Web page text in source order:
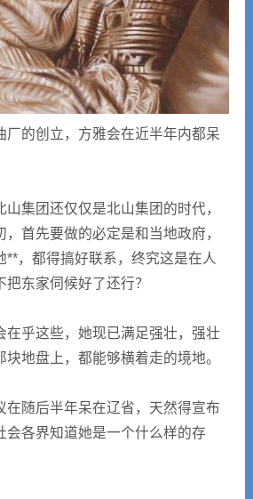
的创立，方雅会在近半年内都呆
集团还仅仅是北山集团的时代，
首先要做的必定是和当地政府，
**，都得搞好联系，终究这是在人
东家伺候好了还行？
乎这些，她现已满足强壮，强壮
地盘上，都能够横着走的境地。
随后半年呆在辽省，天然得宣布
会各界知道她是一个什么样的存